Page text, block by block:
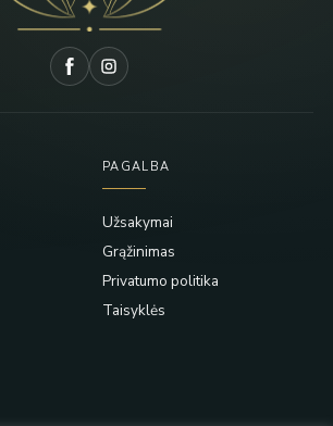
PAGALBA
Užsakymai
Grąžinimas
Privatumo politika
Taisyklės